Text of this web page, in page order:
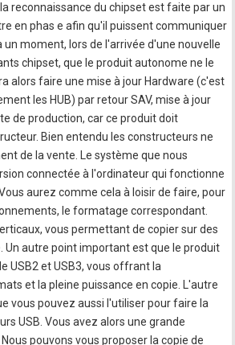
reconnaissance du chipset est faite par un
en phas e afin qu'il puissent communiquer
un moment, lors de l'arrivée d'une nouvelle
chipset, que le produit autonome ne le
alors faire une mise à jour Hardware (c'est
les HUB) par retour SAV, mise à jour
de production, car ce produit doit
Bien entendu les constructeurs ne
de la vente. Le système que nous
connectée à l'ordinateur qui fonctionne
aurez comme cela à loisir de faire, pour
le formatage correspondant.
vous permettant de copier sur des
Un autre point important est que le produit
USB2 et USB3, vous offrant la
et la pleine puissance en copie. L'autre
vous pouvez aussi l'utiliser pour faire la
USB. Vous avez alors une grande
pouvons vous proposer la copie de